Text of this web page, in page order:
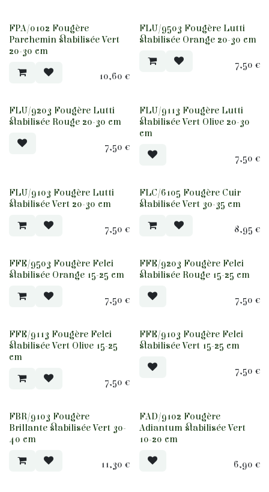
FPA/0102 Fougère
Parchemin stabilisée Vert
20-30 cm
10,60 €
FLU/9503 Fougère Lutti
stabilisée Orange 20-30 cm
7,50 €
FLU/9203 Fougère Lutti
stabilisée Rouge 20-30 cm
7,50 €
FLU/9113 Fougère Lutti
stabilisée Vert Olive 20-30
cm
7,50 €
FLU/9103 Fougère Lutti
stabilisée Vert 20-30 cm
7,50 €
FLC/6105 Fougère Cuir
stabilisée Vert 30-35 cm
8,95 €
FFE/9503 Fougère Felci
stabilisée Orange 15-25 cm
7,50 €
FFE/9203 Fougère Felci
stabilisée Rouge 15-25 cm
7,50 €
FFE/9113 Fougère Felci
stabilisée Vert Olive 15-25
cm
7,50 €
FFE/9103 Fougère Felci
stabilisée Vert 15-25 cm
7,50 €
FBR/9103 Fougère
Brillante stabilisée Vert 30-
40 cm
11,30 €
FAD/9102 Fougère
Adiantum stabilisée Vert
10-20 cm
6,90 €